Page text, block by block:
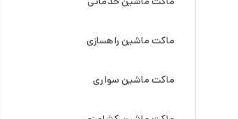
ماکت ماشین راهسازی
ماکت ماشین سواری